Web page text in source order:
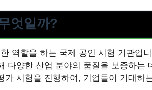
엇일까?
역할을 하는 국제 공인 시험 기관입
다양한 산업 분야의 품질을 보증하는
가 시험을 진행하여, 기업들이 기대하